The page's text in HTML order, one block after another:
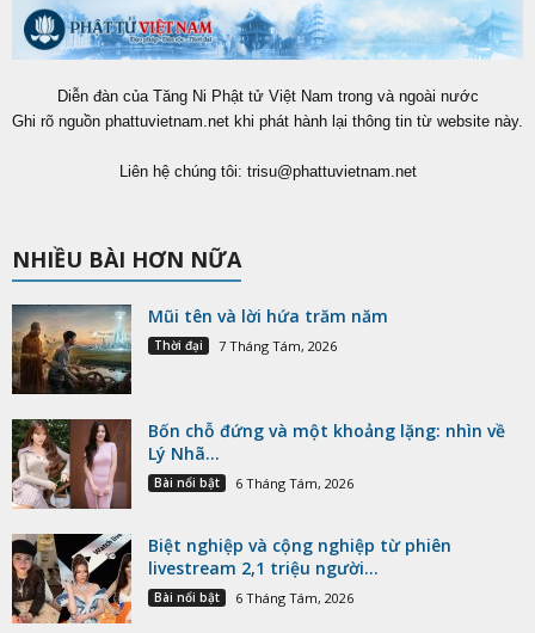
Diễn đàn của Tăng Ni Phật tử Việt Nam trong và ngoài nước
Ghi rõ nguồn phattuvietnam.net khi phát hành lại thông tin từ website này.
Liên hệ chúng tôi: trisu@phattuvietnam.net
NHIỀU BÀI HƠN NỮA
Mũi tên và lời hứa trăm năm
Thời đại 7 Tháng Tám, 2026
Bốn chỗ đứng và một khoảng lặng: nhìn về
Lý Nhã...
Bài nổi bật 6 Tháng Tám, 2026
Biệt nghiệp và cộng nghiệp từ phiên
livestream 2,1 triệu người...
Bài nổi bật 6 Tháng Tám, 2026